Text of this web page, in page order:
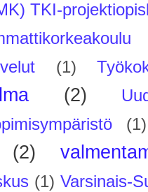
TKI-
(1)
(2)
(1)
(2)
(1) Varsinais-